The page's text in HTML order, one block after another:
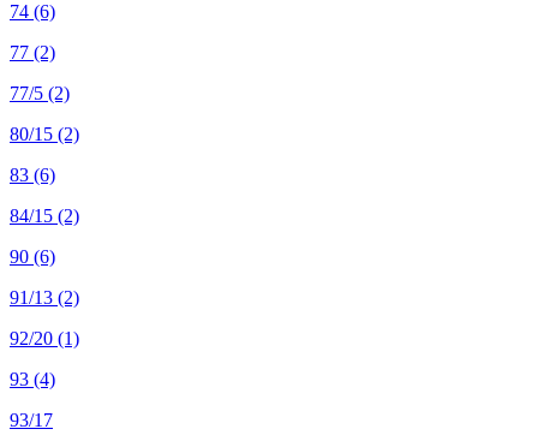
74 (6)
77 (2)
77/5 (2)
80/15 (2)
83 (6)
84/15 (2)
90 (6)
91/13 (2)
92/20 (1)
93 (4)
93/17